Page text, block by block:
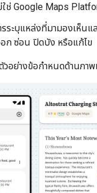
ใช่ Google Maps
รระบุแหล่งที่มามองเห็นแ
อก ซ่อน ปิดบัง หรือแก้ไข
อย่างข้อกำหนดด้านภาพ